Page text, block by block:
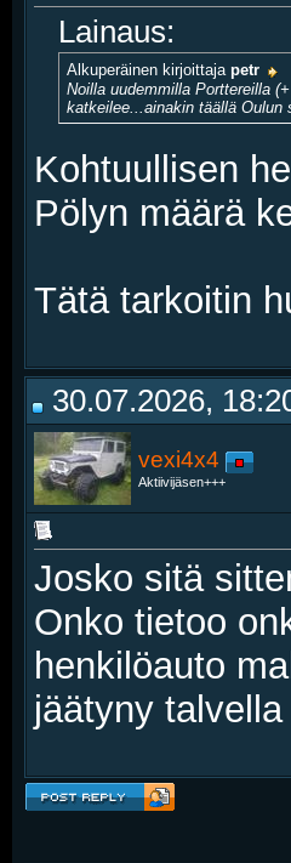
Lainaus:
Alkuperäinen kirjoittaja petr
Noilla uudemmilla Porttereilla
katkeilee...ainakin täällä Oulun
Kohtuullisen
Pölyn määrä
Tätä tarkoitin
30.07.2026,
vexi4x4
Aktiivijäsen+++
Josko sitä
Onko tietoo
henkilöauto
jäätyny